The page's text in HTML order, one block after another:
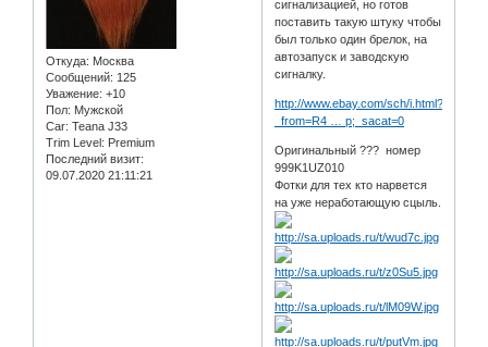
Откуда: Москва
Сообщений: 125
Уважение: +10
Пол: Мужской
Car: Teana J33
Trim Level: Premium
Последний визит:
09.07.2020 21:11:21
сигнализацией, но готов
поставить такую штуку чтобы
был только один брелок, на
автозапуск и заводскую
сигналку.
http://www.ebay.com/sch/i.html?
_from=R4 … p;_sacat=0
Оригинальный ??? номер
999K1UZ010
Фотки для тех кто нарвется
на уже неработающую сцыль.